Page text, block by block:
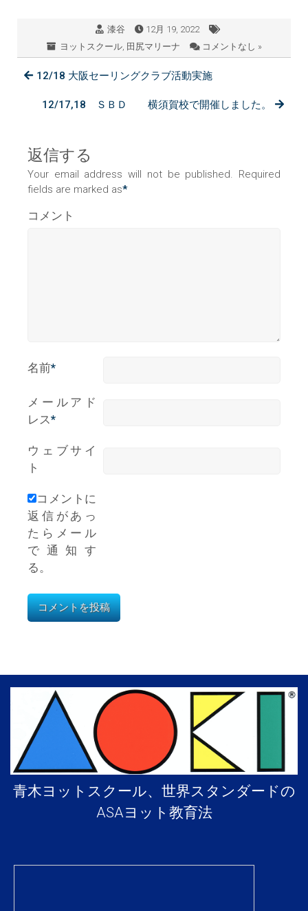
漆谷
12月 19, 2022
ヨットスクール, 田尻マリーナ コメントなし »
12/18 大阪セーリングクラブ活動実施
12/17,18 ＳＢＤ 横須賀校で開催しました。
返信する
Your email address will not be published. Required
fields are marked as*
コメント
名前*
メールアド
レス*
ウェブサイ
ト
コメントに
返信があっ
たらメール
で通知す
る。
青木ヨットスクール、世界スタンダードの
ASAヨット教育法